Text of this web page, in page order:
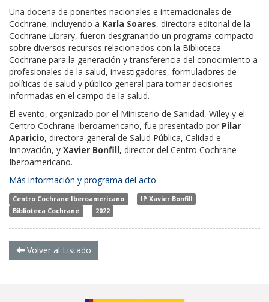
Una docena de ponentes nacionales e internacionales de
Cochrane, incluyendo a Karla Soares, directora editorial de la
Cochrane Library, fueron desgranando un programa compacto
sobre diversos recursos relacionados con la Biblioteca
Cochrane para la generación y transferencia del conocimiento a
profesionales de la salud, investigadores, formuladores de
políticas de salud y público general para tomar decisiones
informadas en el campo de la salud.
El evento, organizado por el Ministerio de Sanidad, Wiley y el
Centro Cochrane Iberoamericano, fue presentado por Pilar
Aparicio, directora general de Salud Pública, Calidad e
Innovación, y Xavier Bonfill, director del Centro Cochrane
Iberoamericano.
Más información y programa del acto
Centro Cochrane Iberoamericano
IP Xavier Bonfill
Biblioteca Cochrane
2022
Volver al Listado